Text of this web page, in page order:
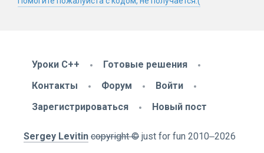
Уроки C++
Готовые решения
Контакты
Форум
Войти
Зарегистрироваться
Новый пост
Sergey Levitin copyright © just for fun 2010‒2026